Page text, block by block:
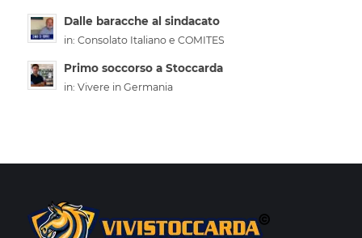
Dalle baracche al sindacato
in: Consolato Italiano e COMITES
Primo soccorso a Stoccarda
in: Vivere in Germania